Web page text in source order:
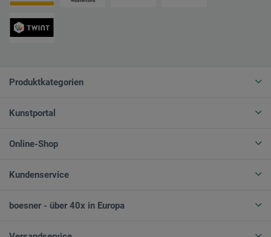
Produktkategorien
Kunstportal
Online-Shop
Kundenservice
boesner - über 40x in Europa